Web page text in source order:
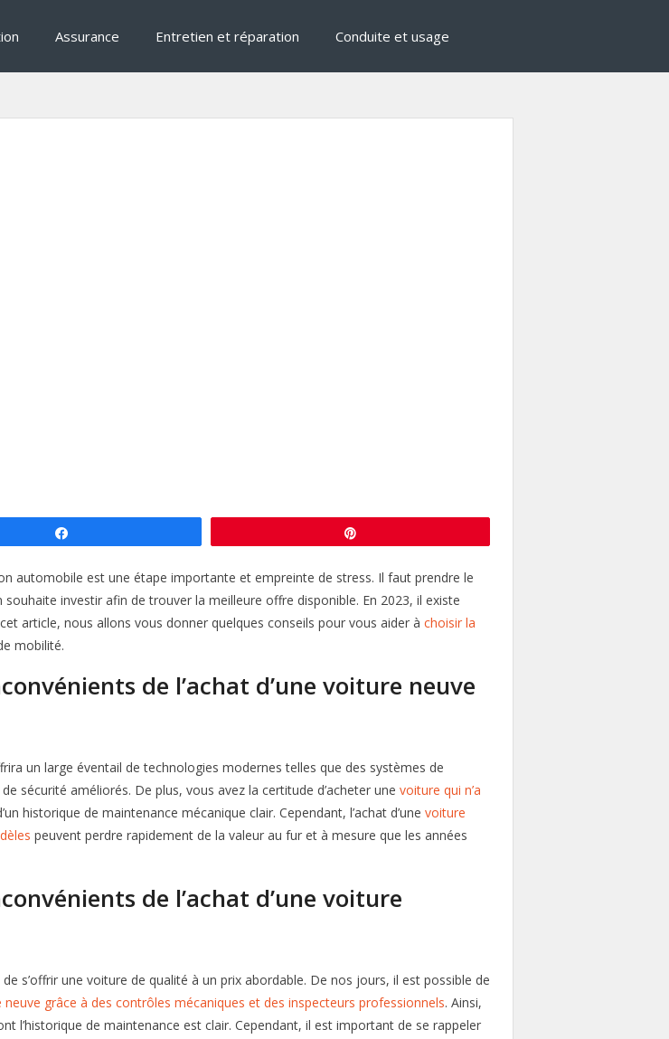
Assurance Entretien et réparation Conduite et usage
automobile est une étape importante et empreinte de stress. Il faut prendre le
investir afin de trouver la meilleure offre disponible. En 2023, il existe
article, nous allons vous donner quelques conseils pour vous aider à choisir la
mobilité.
de l’achat d’une voiture neuve
un large éventail de technologies modernes telles que des systèmes de
sécurité améliorés. De plus, vous avez la certitude d’acheter une voiture qui n’a
historique de maintenance mécanique clair. Cependant, l’achat d’une voiture
peuvent perdre rapidement de la valeur au fur et à mesure que les années
de l’achat d’une voiture
s’offrir une voiture de qualité à un prix abordable. De nos jours, il est possible de
grâce à des contrôles mécaniques et des inspecteurs professionnels. Ainsi,
l’historique de maintenance est clair. Cependant, il est important de se rappeler